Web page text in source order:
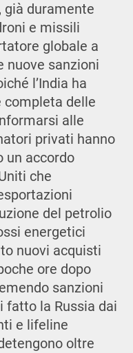
già duramente
e missili
globale a
nuove sanzioni
l’India ha
completa delle
alle
privati hanno
un accordo
che
del petrolio
energetici
nuovi acquisti
ore dopo
sanzioni
fatto la Russia dai
e lifeline
oltre